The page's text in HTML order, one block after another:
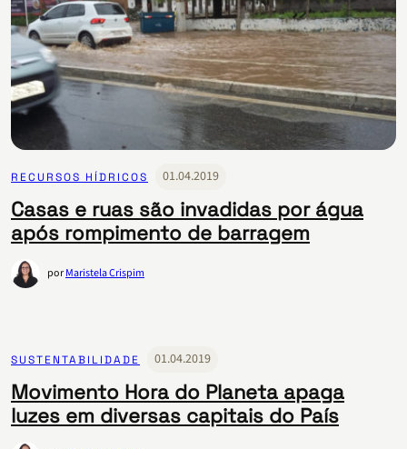
RECURSOS HÍDRICOS 01.04.2019
Casas e ruas são invadidas por água
após rompimento de barragem
porMaristela Crispim
SUSTENTABILIDADE 01.04.2019
Movimento Hora do Planeta apaga
luzes em diversas capitais do País